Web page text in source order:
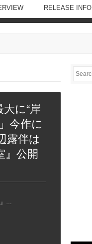
RELEASE INFO
に“岸
今作に
露伴は
公開
』…